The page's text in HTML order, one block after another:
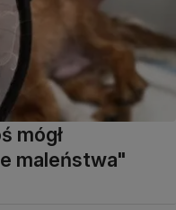
mógł
maleństwa"